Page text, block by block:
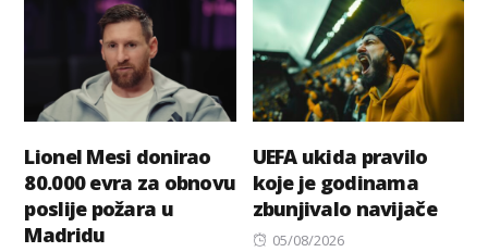
Lionel Mesi donirao
80.000 evra za obnovu
poslije požara u
Madridu
UEFA ukida pravilo
koje je godinama
zbunjivalo navijače
Posted
05/08/2026